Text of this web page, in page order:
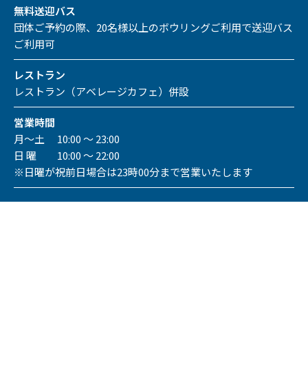
無料送迎バス
団体ご予約の際、20名様以上のボウリングご利用で送迎バス
ご利用可
レストラン
レストラン（アベレージカフェ）併設
営業時間
月～土 10:00 ～ 23:00
日 曜 10:00 ～ 22:00
※日曜が祝前日場合は23時00分まで営業いたします